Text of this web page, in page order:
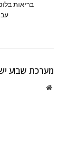
בריאות
מערכת שבוע
Website